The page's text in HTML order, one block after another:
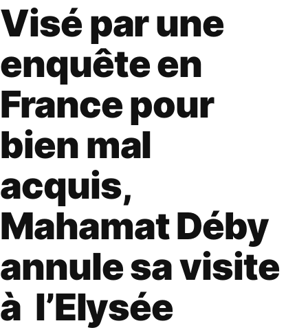
Visé par une
enquête en
France pour
bien mal
acquis,
Mahamat Déby
annule sa visite
à l’Elysée